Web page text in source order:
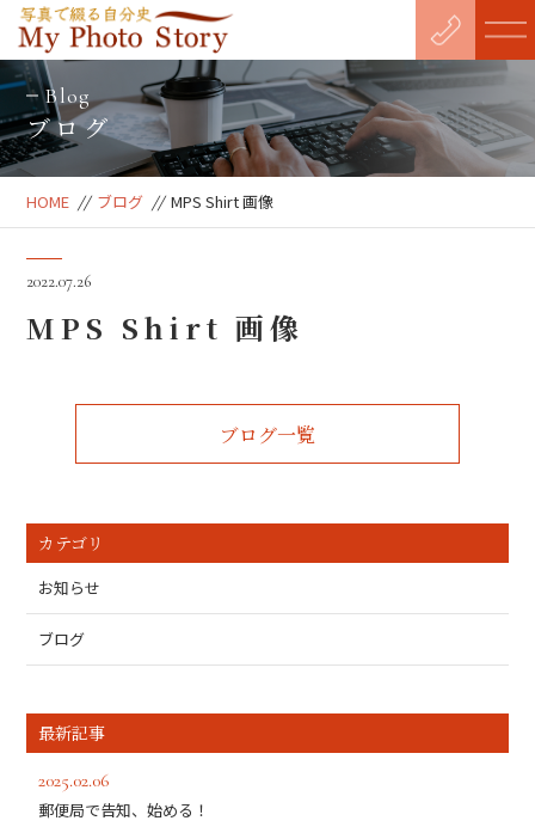
Blog
ブログ
HOME // ブログ // MPS Shirt 画像
2022.07.26
MPS Shirt 画像
ブログ一覧
カテゴリ
お知らせ
ブログ
最新記事
2025.02.06
郵便局で告知、始める！